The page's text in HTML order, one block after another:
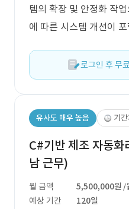
템의 확장 및 안정화 작
에 따른 시스템 개선이
로그인 후 무
유사도 매우 높음 기
C#기반 제조 자동
남 근무)
월 금액 5,500,000원 /
예상 기간
120일